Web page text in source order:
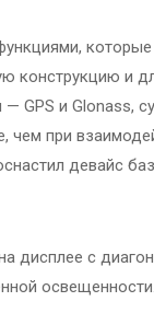
конструкцию и
— GPS и
при
девайс
дисплее с